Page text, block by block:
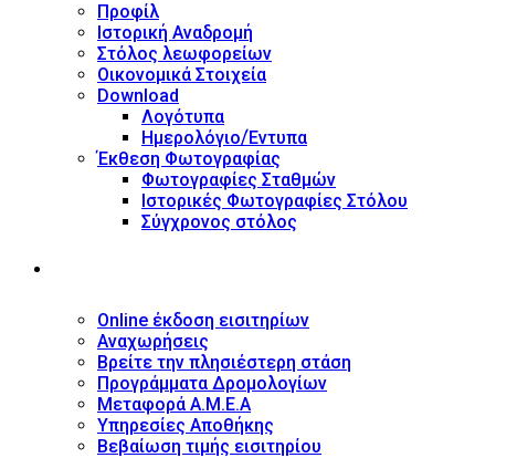
Προφίλ
Ιστορική Αναδρομή
Στόλος λεωφορείων
Οικονομικά Στοιχεία
Download
Λογότυπα
Ημερολόγιο/Έντυπα
Έκθεση Φωτογραφίας
Φωτογραφίες Σταθμών
Ιστορικές Φωτογραφίες Στόλου
Σύγχρονος στόλος
Online έκδοση εισιτηρίων
Αναχωρήσεις
Βρείτε την πλησιέστερη στάση
Προγράμματα Δρομολογίων
Μεταφορά Α.Μ.Ε.Α
Υπηρεσίες Αποθήκης
Βεβαίωση τιμής εισιτηρίου